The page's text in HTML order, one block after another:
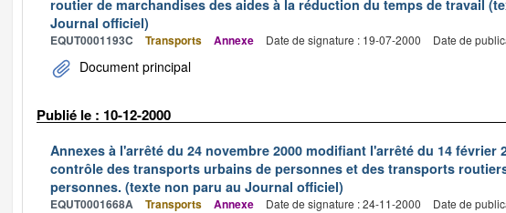
routier de marchandises des aides à la réduction du temps de travail
Journal officiel)
EQUT0001193C Transports Annexe Date de signature : 19-07-2000 Date de
Document principal
Publié le : 10-12-2000
Annexes à l'arrêté du 24 novembre 2000 modifiant l'arrêté du 14 février
contrôle des transports urbains de personnes et des transports
personnes. (texte non paru au Journal officiel)
EQUT0001668A Transports Annexe Date de signature : 24-11-2000 Date de